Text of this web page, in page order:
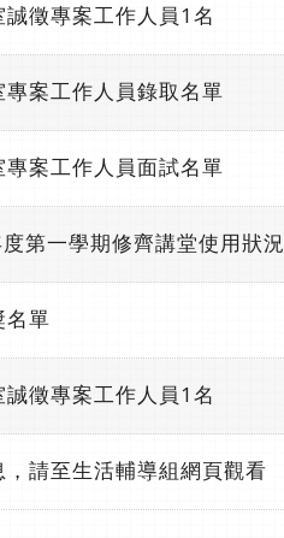
誠徵專案工作人員1名
專案工作人員錄取名單
專案工作人員面試名單
第一學期修齊講堂使用狀況
名單
誠徵專案工作人員1名
，請至生活輔導組網頁觀看